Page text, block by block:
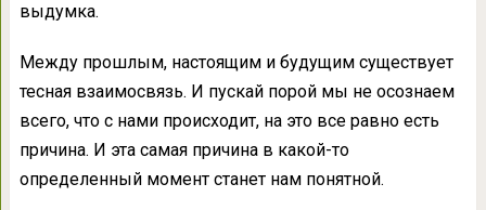
выдумка.
Между прошлым, настоящим и будущим существует
тесная взаимосвязь. И пускай порой мы не осознаем
всего, что с нами происходит, на это все равно есть
причина. И эта самая причина в какой-то
определенный момент станет нам понятной.